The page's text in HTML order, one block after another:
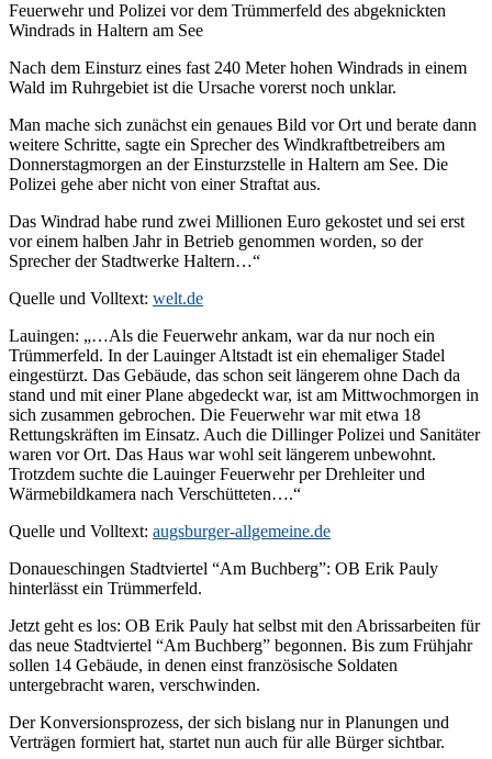
Feuerwehr und Polizei vor dem Trümmerfeld des abgeknickten
Windrads in Haltern am See
Nach dem Einsturz eines fast 240 Meter hohen Windrads in einem
Wald im Ruhrgebiet ist die Ursache vorerst noch unklar.
Man mache sich zunächst ein genaues Bild vor Ort und berate dann
weitere Schritte, sagte ein Sprecher des Windkraftbetreibers am
Donnerstagmorgen an der Einsturzstelle in Haltern am See. Die
Polizei gehe aber nicht von einer Straftat aus.
Das Windrad habe rund zwei Millionen Euro gekostet und sei erst
vor einem halben Jahr in Betrieb genommen worden, so der
Sprecher der Stadtwerke Haltern…“
Quelle und Volltext: welt.de
Lauingen: „…Als die Feuerwehr ankam, war da nur noch ein
Trümmerfeld. In der Lauinger Altstadt ist ein ehemaliger Stadel
eingestürzt. Das Gebäude, das schon seit längerem ohne Dach da
stand und mit einer Plane abgedeckt war, ist am Mittwochmorgen in
sich zusammen gebrochen. Die Feuerwehr war mit etwa 18
Rettungskräften im Einsatz. Auch die Dillinger Polizei und Sanitäter
waren vor Ort. Das Haus war wohl seit längerem unbewohnt.
Trotzdem suchte die Lauinger Feuerwehr per Drehleiter und
Wärmebildkamera nach Verschütteten….“
Quelle und Volltext: augsburger-allgemeine.de
Donaueschingen Stadtviertel “Am Buchberg”: OB Erik Pauly
hinterlässt ein Trümmerfeld.
Jetzt geht es los: OB Erik Pauly hat selbst mit den Abrissarbeiten für
das neue Stadtviertel “Am Buchberg” begonnen. Bis zum Frühjahr
sollen 14 Gebäude, in denen einst französische Soldaten
untergebracht waren, verschwinden.
Der Konversionsprozess, der sich bislang nur in Planungen und
Verträgen formiert hat, startet nun auch für alle Bürger sichtbar.